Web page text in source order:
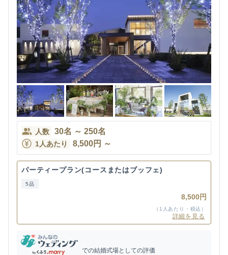
人数 30名 ～ 250名
1人あたり 8,500円 ～
パーティープラン(コースまたはブッフェ)
5品
8,500円
（1人あたり・税込）
詳細を見る
での結婚式場としての評価